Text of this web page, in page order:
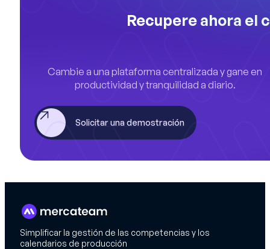
Recupere ahora el
Cambie a una plataforma centralizada y gane en
productividad y tranquilidad a diario.
Solicitar una demostración
Simplificar la gestión de las competencias y los
calendarios de producción